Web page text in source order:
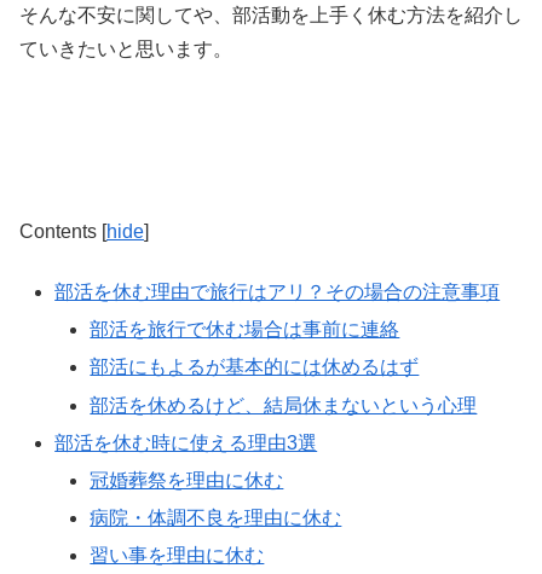
そんな不安に関してや、部活動を上手く休む方法を紹介し
ていきたいと思います。
Contents [hide]
部活を休む理由で旅行はアリ？その場合の注意事項
部活を旅行で休む場合は事前に連絡
部活にもよるが基本的には休めるはず
部活を休めるけど、結局休まないという心理
部活を休む時に使える理由3選
冠婚葬祭を理由に休む
病院・体調不良を理由に休む
習い事を理由に休む